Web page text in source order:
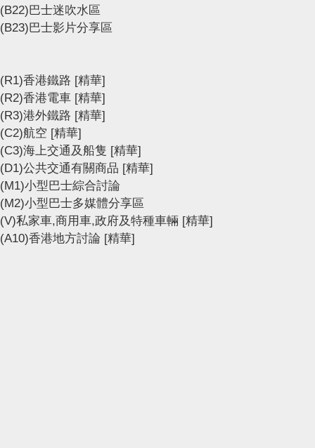
(B22)巴士迷吹水區
(B23)巴士影片分享區
(R1)香港鐵路 [精華]
(R2)香港電車 [精華]
(R3)港外鐵路 [精華]
(C2)航空 [精華]
(C3)海上交通及船隻 [精華]
(D1)公共交通有關商品 [精華]
(M1)小型巴士綜合討論
(M2)小型巴士多媒體分享區
(V)私家車,商用車,政府及特種車輛 [精華]
(A10)香港地方討論 [精華]